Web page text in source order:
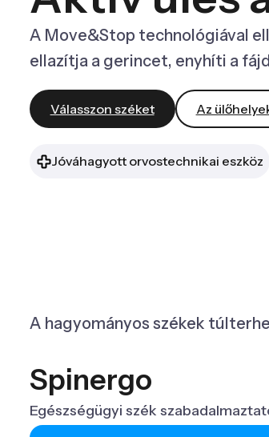
A Move&Stop technológiával
ellazítja a gerincet, enyhíti a
Válasszon széket Az
Jóváhagyott orvostechnikai eszköz
A hagyományos székek
Spinergo
Egészségügyi szék